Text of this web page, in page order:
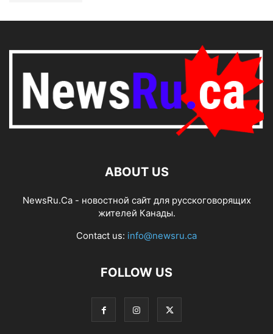
ABOUT US
NewsRu.Ca - новостной сайт для русскоговорящих
жителей Канады.
Contact us: info@newsru.ca
FOLLOW US